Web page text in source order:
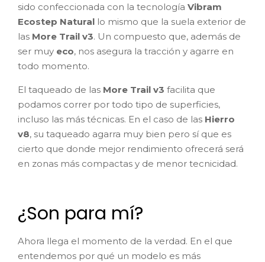
sido confeccionada con la tecnología Vibram
Ecostep Natural lo mismo que la suela exterior de
las More Trail v3. Un compuesto que, además de
ser muy eco, nos asegura la tracción y agarre en
todo momento.
El taqueado de las More Trail v3 facilita que
podamos correr por todo tipo de superficies,
incluso las más técnicas. En el caso de las Hierro
v8, su taqueado agarra muy bien pero sí que es
cierto que donde mejor rendimiento ofrecerá será
en zonas más compactas y de menor tecnicidad.
¿Son para mí?
Ahora llega el momento de la verdad. En el que
entendemos por qué un modelo es más